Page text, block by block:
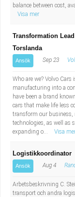
balance between cost,
Visa mer
Transformation
Torslanda
Ansök Sep 23
Who are we? Volvo
manufacturing into a
have been a brand
cars that make life less
transform our business,
technologies, as well as
expanding o...
Visa
Logistikkoordinator
Ansök Aug 4
Arbetsbeskrivning C.
transport och andra